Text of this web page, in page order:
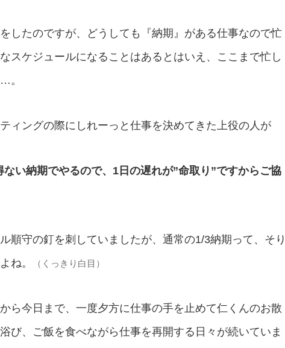
したのですが、どうしても『納期』がある仕事なので忙
スケジュールになることはあるとはいえ、ここまで忙し
。
ィングの際にしれーっと仕事を決めてきた上役の人が
い納期でやるので、1日の遅れが”命取り”ですからご協
順守の釘を刺していましたが、通常の1/3納期って、そり
ね。
（くっきり白目）
ら今日まで、一度夕方に仕事の手を止めて仁くんのお散
び、ご飯を食べながら仕事を再開する日々が続いていま